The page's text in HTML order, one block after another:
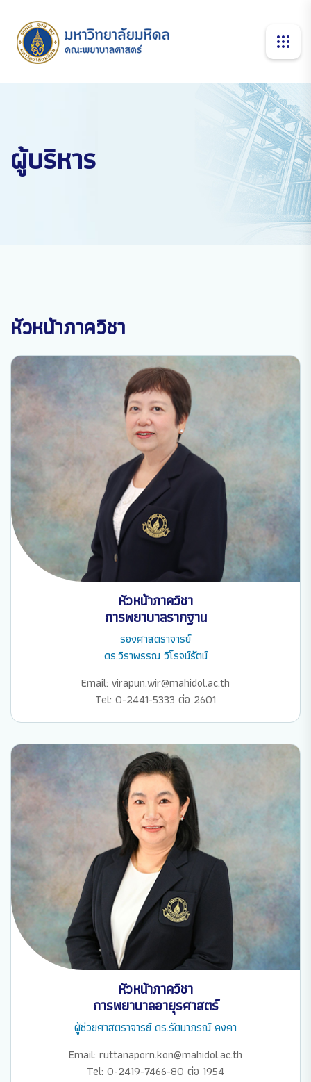
ผู้บริหาร
หัวหน้าภาควิชา
หัวหน้าภาควิชา
การพยาบาลรากฐาน
รองศาสตราจารย์
ดร.วิราพรรณ วิโรจน์รัตน์
Email: virapun.wir@mahidol.ac.th
Tel: 0-2441-5333 ต่อ 2601
หัวหน้าภาควิชา
การพยาบาลอายุรศาสตร์
ผู้ช่วยศาสตราจารย์ ดร.รัตนาภรณ์ คงคา
Email: ruttanaporn.kon@mahidol.ac.th
Tel: 0-2419-7466-80 ต่อ 1954